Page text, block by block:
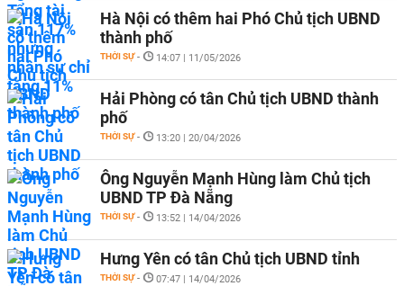
Hà Nội có thêm hai Phó Chủ tịch UBND
thành phố
THỜI SỰ - 14:07 | 11/05/2026
Hải Phòng có tân Chủ tịch UBND thành
phố
THỜI SỰ - 13:20 | 20/04/2026
Ông Nguyễn Mạnh Hùng làm Chủ tịch
UBND TP Đà Nẵng
THỜI SỰ - 13:52 | 14/04/2026
Hưng Yên có tân Chủ tịch UBND tỉnh
THỜI SỰ - 07:47 | 14/04/2026